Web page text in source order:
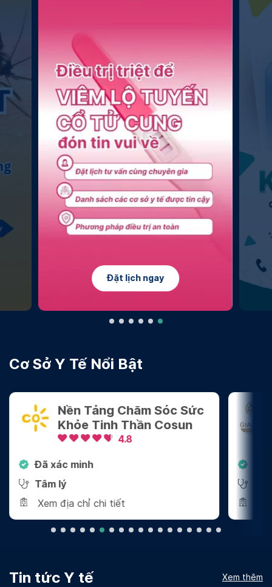
Đặt lịch ngay
Cơ Sở Y Tế Nổi Bật
Nền Tảng Chăm Sóc Sức
Khỏe Tinh Thần Cosun
4.8
Đã xác minh
Tâm lý
Xem địa chỉ chi tiết
Tin tức Y tế Xem thêm